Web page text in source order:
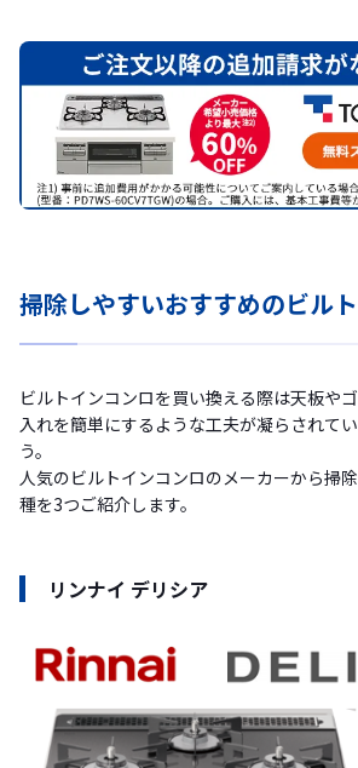
掃除しやすいおすすめのビル
ビルトインコンロを買い換える際は天板や
入れを簡単にするような工夫が凝らされて
う。
人気のビルトインコンロのメーカーから掃
種を3つご紹介します。
リンナイ デリシア